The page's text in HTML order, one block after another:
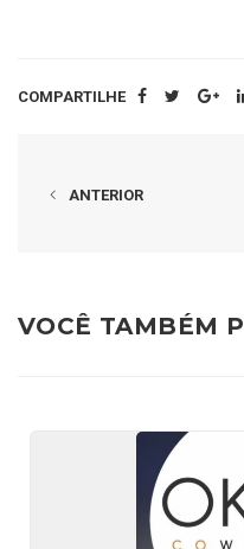
COMPARTILHE
ANTERIOR
VOCÊ TAMBÉM